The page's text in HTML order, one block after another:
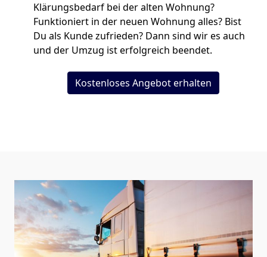
Klärungsbedarf bei der alten Wohnung?
Funktioniert in der neuen Wohnung alles? Bist
Du als Kunde zufrieden? Dann sind wir es auch
und der Umzug ist erfolgreich beendet.
Kostenloses Angebot erhalten